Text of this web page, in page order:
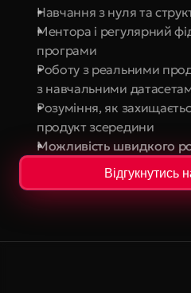
Навчання з нуля та
Ментора і регулярний
програми
Роботу з реальними
з навчальними
Розуміння, як
продукт зсередини
Можливість швидкого
Відгукнутись